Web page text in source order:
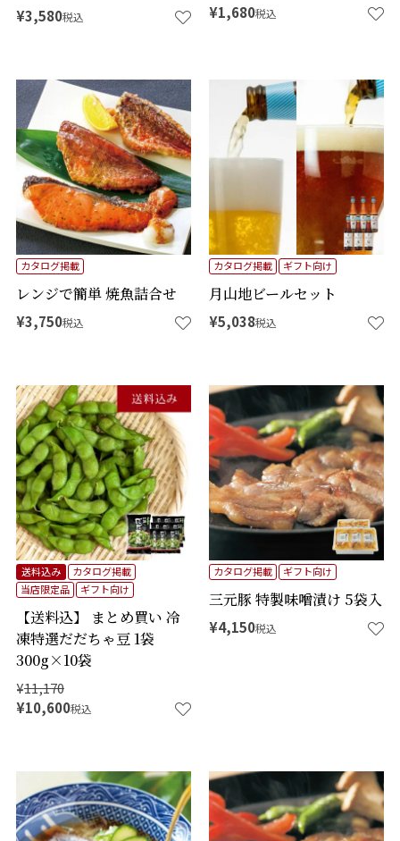
¥3,580税込 ¥1,680税込
レンジで簡単 焼魚詰合せ
カタログ掲載
¥3,750税込
月山地ビールセット
カタログ掲載 ギフト向け
¥5,038税込
【送料込】 まとめ買い 冷
凍特選だだちゃ豆 1袋
300g×10袋
送料込み
カタログ掲載
当店限定品
ギフト向け
¥11,170
¥10,600税込
三元豚 特製味噌漬け 5袋入
カタログ掲載 ギフト向け
¥4,150税込